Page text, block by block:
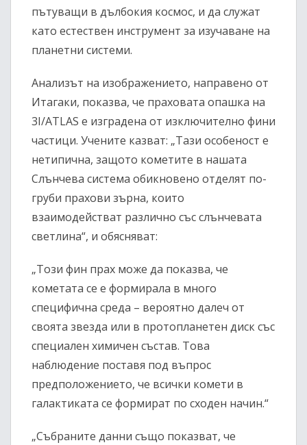
пътуващи в дълбокия космос, и да служат
като естествен инструмент за изучаване на
планетни системи.
Анализът на изображението, направено от
Итагаки, показва, че праховата опашка на
3I/ATLAS е изградена от изключително фини
частици. Учените казват: „Тази особеност е
нетипична, защото кометите в нашата
Слънчева система обикновено отделят по-
груби прахови зърна, които
взаимодействат различно със слънчевата
светлина“, и обясняват:
„Този фин прах може да показва, че
кометата се е формирала в много
специфична среда – вероятно далеч от
своята звезда или в протопланетен диск със
специален химичен състав. Това
наблюдение поставя под въпрос
предположението, че всички комети в
галактиката се формират по сходен начин.“
„Събраните данни също показват, че